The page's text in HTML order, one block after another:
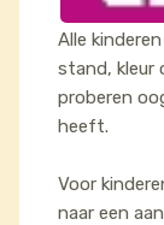
Alle
stand, kleur
proberen
heeft.
Voor
naar een